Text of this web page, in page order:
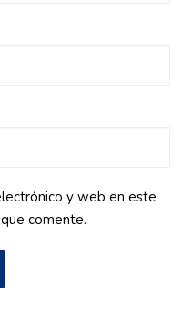
y web en este
comente.